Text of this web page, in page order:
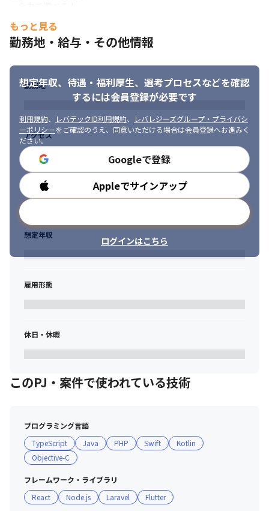
利用していただけるため、ダイレクトに社会貢献を感じられる
もっと見る
勤務地・給与・その他情報
想定年収、待遇・福利厚生、 選考プロセスなどを確認
するには会員登録が必要です
利用規約、 レバテックID利用規約、
レバレジーズグループ・プライバシ
ーポリシーをご確認のうえ、同意いただける場合は会員登録へお進みく
ださい。
Googleで登録
Appleでサインアップ
ログインはこちら
勤務地
アクセス
勤務時間
想定年収
雇用形態
休日・休暇
このPJ・案件で使われている技術
プログラミング言語
TypeScript
Java PHP Swift
Kotlin
Objective-C
フレームワーク・ライブラリ
React
Node.js Laravel Flutter